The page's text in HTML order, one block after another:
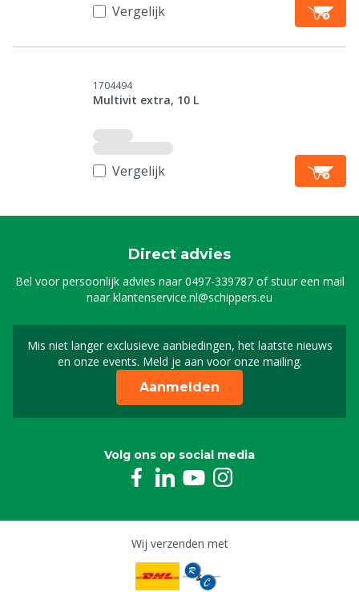
Vergelijk
1704494
Multivit extra, 10 L
Vergelijk
Direct advies
Bel voor persoonlijk advies naar0497-339787of stuur een mail
naarklantenservice.nl@schippers.eu
Mis niet langer exclusieve aanbiedingen, het laatste nieuws
en onze events. Meld je aan voor onze mailing.
Schrijf je in voor onze
Aanmelden
Volg ons op social media
Wij verzenden met